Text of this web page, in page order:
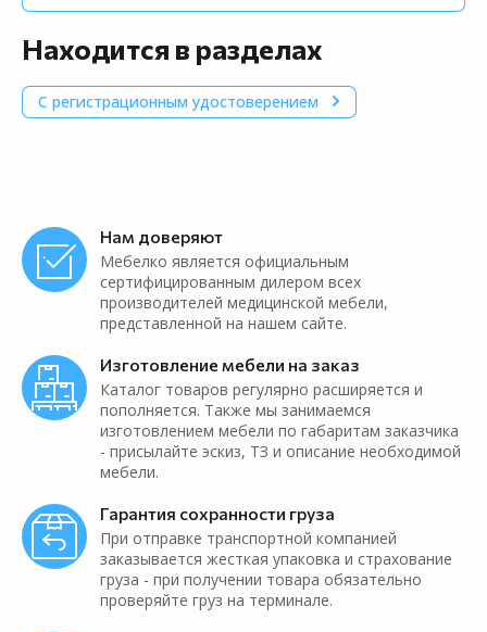
Находится в разделах
С регистрационным удостоверением
Нам доверяют
Мебелко является официальным
сертифицированным дилером всех
производителей медицинской мебели,
представленной на нашем сайте.
Изготовление мебели на заказ
Каталог товаров регулярно расширяется и
пополняется. Также мы занимаемся
изготовлением мебели по габаритам заказчика
- присылайте эскиз, ТЗ и описание необходимой
мебели.
Гарантия сохранности груза
При отправке транспортной компанией
заказывается жесткая упаковка и страхование
груза - при получении товара обязательно
проверяйте груз на терминале.